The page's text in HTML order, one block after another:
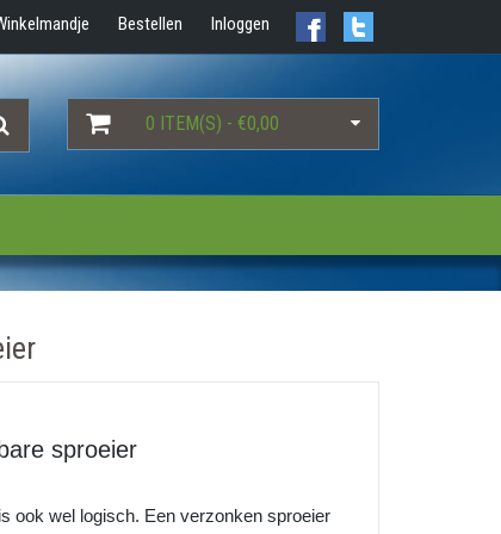
Bestellen Inloggen
0 ITEM(S) - €0,00
sproeier
ook wel logisch. Een verzonken sproeier